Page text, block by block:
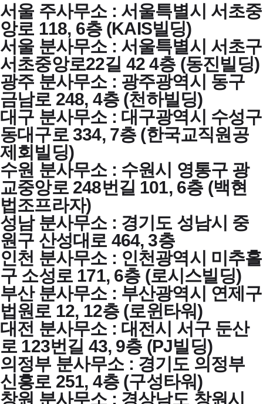
서울 주사무소 : 서울특별시 서초중
앙로 118, 6층 (KAIS빌딩)
서울 분사무소 : 서울특별시 서초구
서초중앙로22길 42 4층 (동진빌딩)
광주 분사무소 : 광주광역시 동구
금남로 248, 4층 (천하빌딩)
대구 분사무소 : 대구광역시 수성구
동대구로 334, 7층 (한국교직원공
제회빌딩)
수원 분사무소 : 수원시 영통구 광
교중앙로 248번길 101, 6층 (백현
법조프라자)
성남 분사무소 : 경기도 성남시 중
원구 산성대로 464, 3층
인천 분사무소 : 인천광역시 미추홀
구 소성로 171, 6층 (로시스빌딩)
부산 분사무소 : 부산광역시 연제구
법원로 12, 12층 (로윈타워)
대전 분사무소 : 대전시 서구 둔산
로 123번길 43, 9층 (PJ빌딩)
의정부 분사무소 : 경기도 의정부
신흥로 251, 4층 (구성타워)
창원 분사무소 : 경상남도 창원시